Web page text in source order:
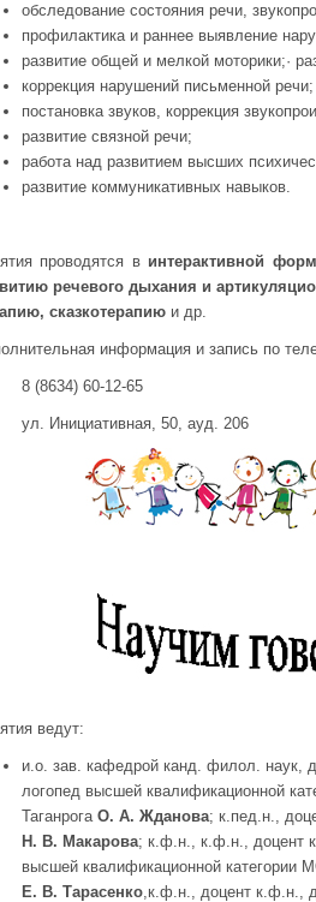
обследование состояния речи,
профилактика и раннее выявление
развитие общей и мелкой моторики;·
коррекция нарушений письменной речи;
постановка звуков, коррекция
развитие связной речи;
работа над развитием высших
развитие коммуникативных навыков.
проводятся в интерактивной
речевого дыхания и
сказкотерапию и др.
информация и запись по
8 (8634) 60-12-65
ул. Инициативная, 50, ауд. 206
ведут:
и.о. зав. кафедрой канд. филол. наук,
логопед высшей квалификационной
Таганрога О. А. Жданова; к.пед.н.,
Н. В. Макарова; к.ф.н., к.ф.н., доцент
высшей квалификационной
Е. В. Тарасенко,к.ф.н., доцент к.ф.н.,